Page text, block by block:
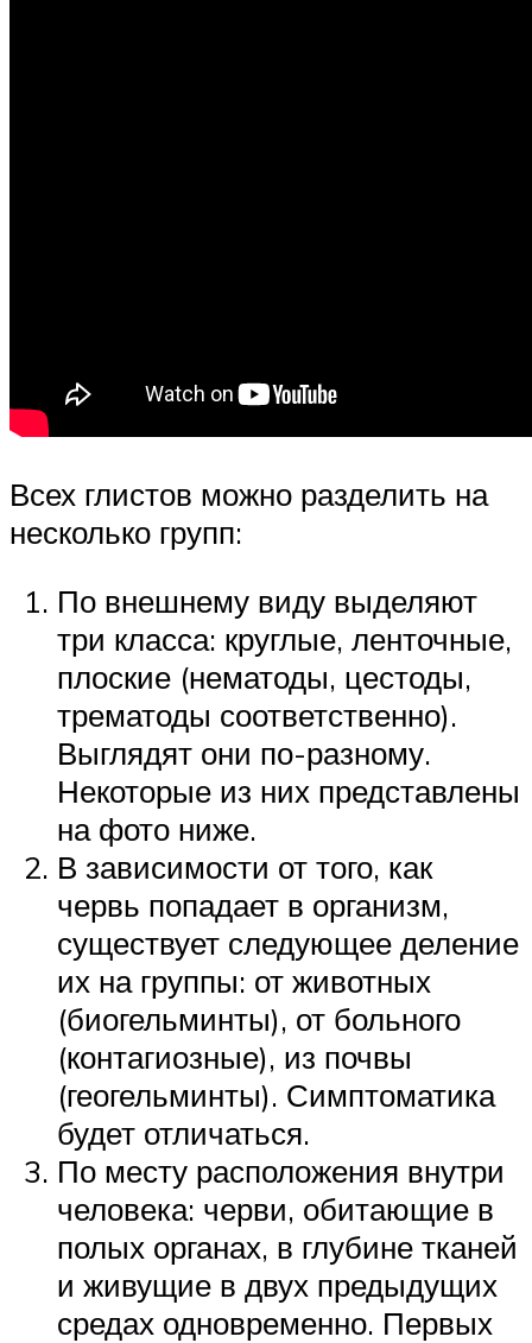
Всех глистов можно разделить на
несколько групп:
По внешнему виду выделяют
три класса: круглые, ленточные,
плоские (нематоды, цестоды,
трематоды соответственно).
Выглядят они по-разному.
Некоторые из них представлены
на фото ниже.
В зависимости от того, как
червь попадает в организм,
существует следующее деление
их на группы: от животных
(биогельминты), от больного
(контагиозные), из почвы
(геогельминты). Симптоматика
будет отличаться.
По месту расположения внутри
человека: черви, обитающие в
полых органах, в глубине тканей
и живущие в двух предыдущих
средах одновременно. Первых